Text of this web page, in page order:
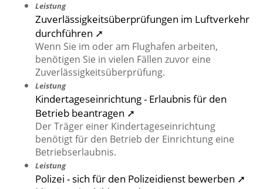
Leistung
Zuverlässigkeitsüberprüfungen im Luftverkehr
durchführen ➚
Wenn Sie im oder am Flughafen arbeiten,
benötigen Sie in vielen Fällen zuvor eine
Zuverlässigkeitsüberprüfung.
Leistung
Kindertageseinrichtung - Erlaubnis für den
Betrieb beantragen ➚
Der Träger einer Kindertageseinrichtung
benötigt für den Betrieb der Einrichtung eine
Betriebserlaubnis.
Leistung
Polizei - sich für den Polizeidienst bewerben ➚